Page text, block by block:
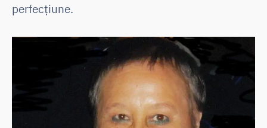
perfecțiune.